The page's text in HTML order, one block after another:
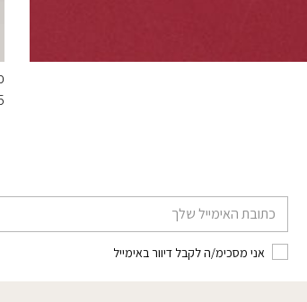
אני מסכימ/ה לקבל דיוור באימייל